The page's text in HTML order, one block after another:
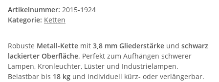
Artikelnummer: 2015-1924
Kategorie: Ketten
Robuste Metall-Kette mit 3,8 mm Gliederstärke und schwarz
lackierter Oberfläche. Perfekt zum Aufhängen schwerer
Lampen, Kronleuchter, Lüster und Industrielampen.
Belastbar bis 18 kg und individuell kürz- oder verlängerbar.